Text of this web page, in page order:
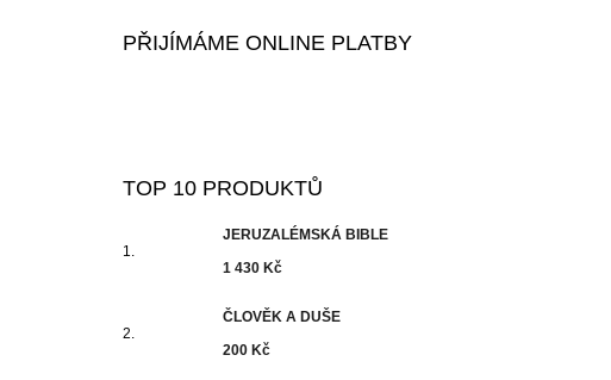
PŘIJÍMÁME ONLINE PLATBY
TOP 10 PRODUKTŮ
JERUZALÉMSKÁ BIBLE
1 430 Kč
ČLOVĚK A DUŠE
200 Kč